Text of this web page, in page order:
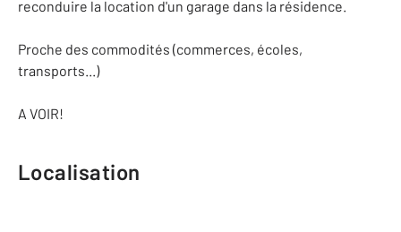
reconduire la location d'un garage dans la résidence.
Proche des commodités (commerces, écoles,
transports...)
A VOIR!
Localisation